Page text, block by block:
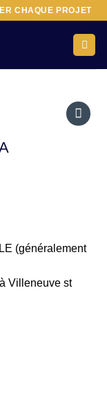
CHAQUE PROJET
(généralement
Villeneuve st